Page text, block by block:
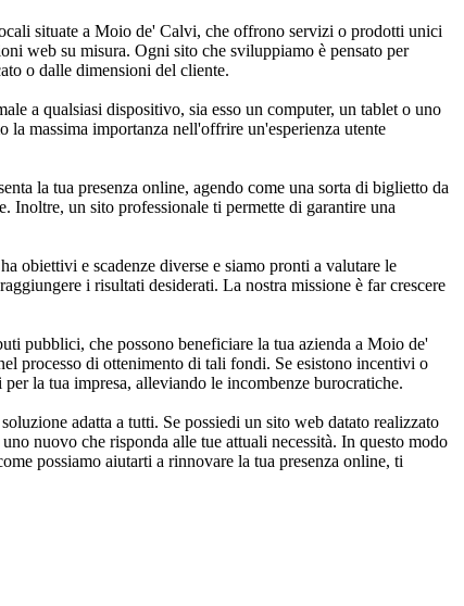
situate a Moio de' Calvi, che offrono servizi o prodotti unici
web su misura. Ogni sito che sviluppiamo è pensato per
o dalle dimensioni del cliente.
a qualsiasi dispositivo, sia esso un computer, un tablet o uno
massima importanza nell'offrire un'esperienza utente
la tua presenza online, agendo come una sorta di biglietto da
un sito professionale ti permette di garantire una
obiettivi e scadenze diverse e siamo pronti a valutare le
i risultati desiderati. La nostra missione è far crescere
pubblici, che possono beneficiare la tua azienda a Moio de'
processo di ottenimento di tali fondi. Se esistono incentivi o
la tua impresa, alleviando le incombenze burocratiche.
adatta a tutti. Se possiedi un sito web datato realizzato
nuovo che risponda alle tue attuali necessità. In questo modo
possiamo aiutarti a rinnovare la tua presenza online, ti